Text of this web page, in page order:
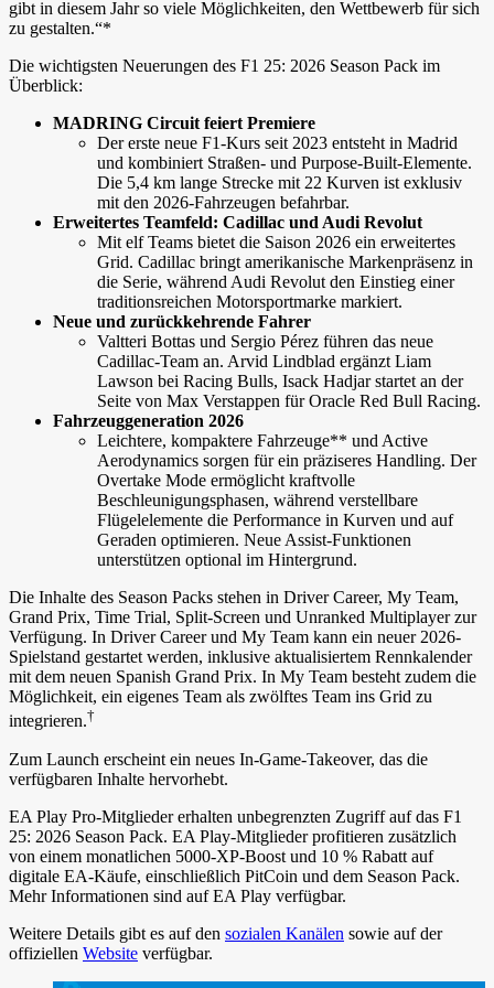
gibt in diesem Jahr so viele Möglichkeiten, den Wettbewerb für sich
zu gestalten.“*
Die wichtigsten Neuerungen des F1 25: 2026 Season Pack im
Überblick:
MADRING Circuit feiert Premiere
Der erste neue F1-Kurs seit 2023 entsteht in Madrid
und kombiniert Straßen- und Purpose-Built-Elemente.
Die 5,4 km lange Strecke mit 22 Kurven ist exklusiv
mit den 2026-Fahrzeugen befahrbar.
Erweitertes Teamfeld: Cadillac und Audi Revolut
Mit elf Teams bietet die Saison 2026 ein erweitertes
Grid. Cadillac bringt amerikanische Markenpräsenz in
die Serie, während Audi Revolut den Einstieg einer
traditionsreichen Motorsportmarke markiert.
Neue und zurückkehrende Fahrer
Valtteri Bottas und Sergio Pérez führen das neue
Cadillac-Team an. Arvid Lindblad ergänzt Liam
Lawson bei Racing Bulls, Isack Hadjar startet an der
Seite von Max Verstappen für Oracle Red Bull Racing.
Fahrzeuggeneration 2026
Leichtere, kompaktere Fahrzeuge** und Active
Aerodynamics sorgen für ein präziseres Handling. Der
Overtake Mode ermöglicht kraftvolle
Beschleunigungsphasen, während verstellbare
Flügelelemente die Performance in Kurven und auf
Geraden optimieren. Neue Assist-Funktionen
unterstützen optional im Hintergrund.
Die Inhalte des Season Packs stehen in Driver Career, My Team,
Grand Prix, Time Trial, Split-Screen und Unranked Multiplayer zur
Verfügung. In Driver Career und My Team kann ein neuer 2026-
Spielstand gestartet werden, inklusive aktualisiertem Rennkalender
mit dem neuen Spanish Grand Prix. In My Team besteht zudem die
Möglichkeit, ein eigenes Team als zwölftes Team ins Grid zu
integrieren.†
Zum Launch erscheint ein neues In-Game-Takeover, das die
verfügbaren Inhalte hervorhebt.
EA Play Pro-Mitglieder erhalten unbegrenzten Zugriff auf das F1
25: 2026 Season Pack. EA Play-Mitglieder profitieren zusätzlich
von einem monatlichen 5000-XP-Boost und 10 % Rabatt auf
digitale EA-Käufe, einschließlich PitCoin und dem Season Pack.
Mehr Informationen sind auf EA Play verfügbar.
Weitere Details gibt es auf den sozialen Kanälen sowie auf der
offiziellen Website verfügbar.